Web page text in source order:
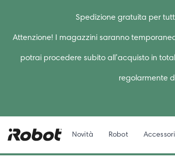
Spedizione gratuita per
Attenzione! I magazzini saranno
potrai procedere subito all’acquisto in
regolarmente
Novità Robot Accessori